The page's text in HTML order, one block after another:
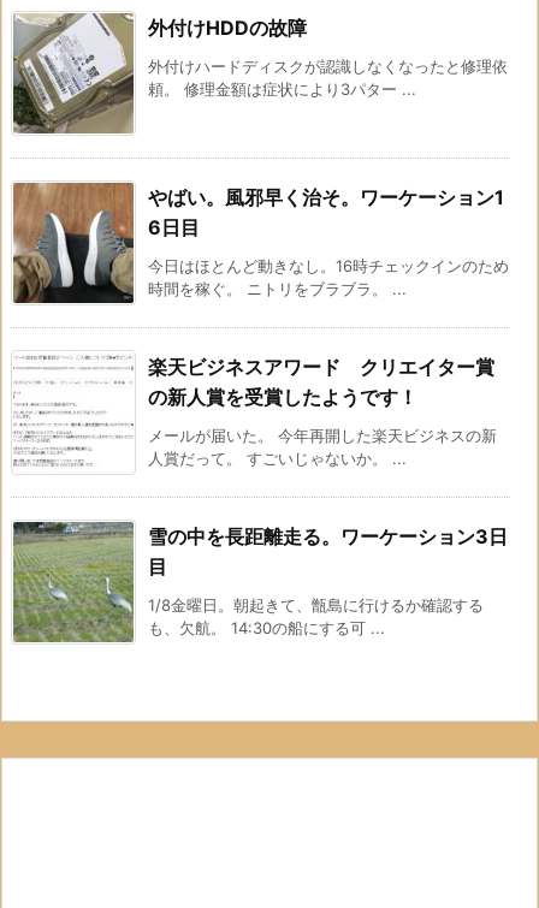
外付けHDDの故障
外付けハードディスクが認識しなくなったと修理依
頼。 修理金額は症状により3パター ...
やばい。風邪早く治そ。ワーケーション1
6日目
今日はほとんど動きなし。16時チェックインのため
時間を稼ぐ。 ニトリをブラブラ。 ...
楽天ビジネスアワード クリエイター賞
の新人賞を受賞したようです！
メールが届いた。 今年再開した楽天ビジネスの新
人賞だって。 すごいじゃないか。 ...
雪の中を長距離走る。ワーケーション3日
目
1/8金曜日。朝起きて、甑島に行けるか確認する
も、欠航。 14:30の船にする可 ...